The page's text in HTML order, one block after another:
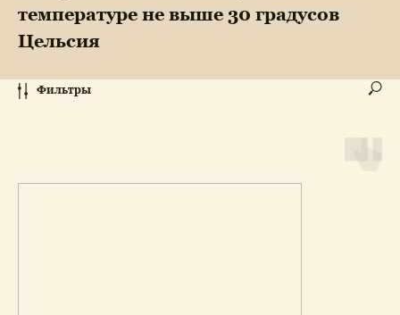
температуре не выше 30 градусов
Цельсия
Фильтры